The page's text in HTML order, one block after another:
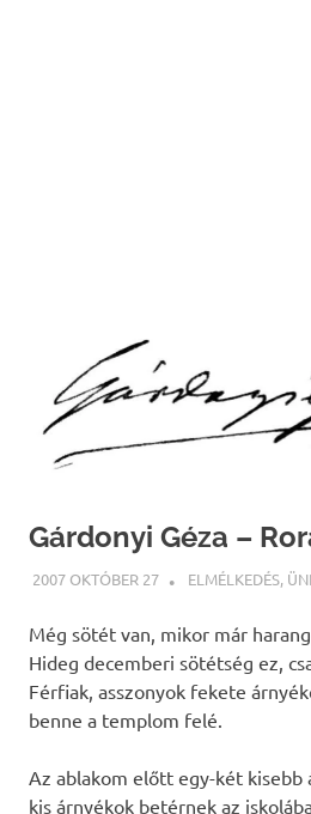
Gárdonyi Géza –
2007 OKTÓBER 27 WEBMESTER
ELMÉLKEDÉS,
Még sötét van, mikor már
Hideg decemberi sötétség ez,
Férfiak, asszonyok fekete
benne a templom felé.
Az ablakom előtt egy-két kisebb
kis árnyékok betérnek az